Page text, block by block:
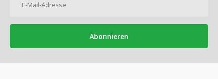
Abonnieren